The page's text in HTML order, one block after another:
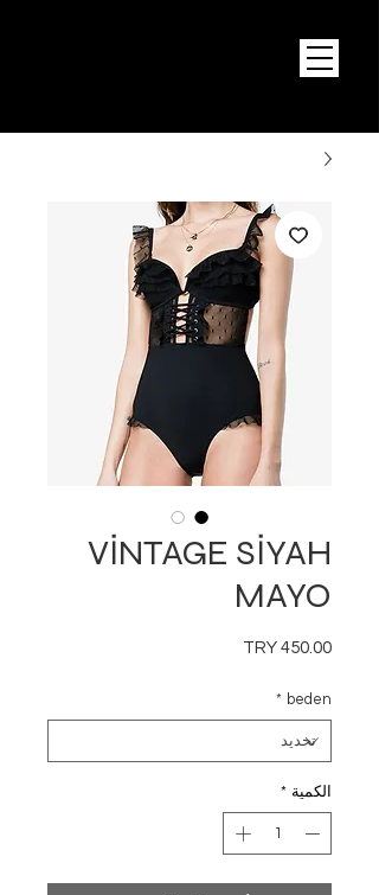
VİNTAGE SİYAH
MAYO
beden
*
الكمية *